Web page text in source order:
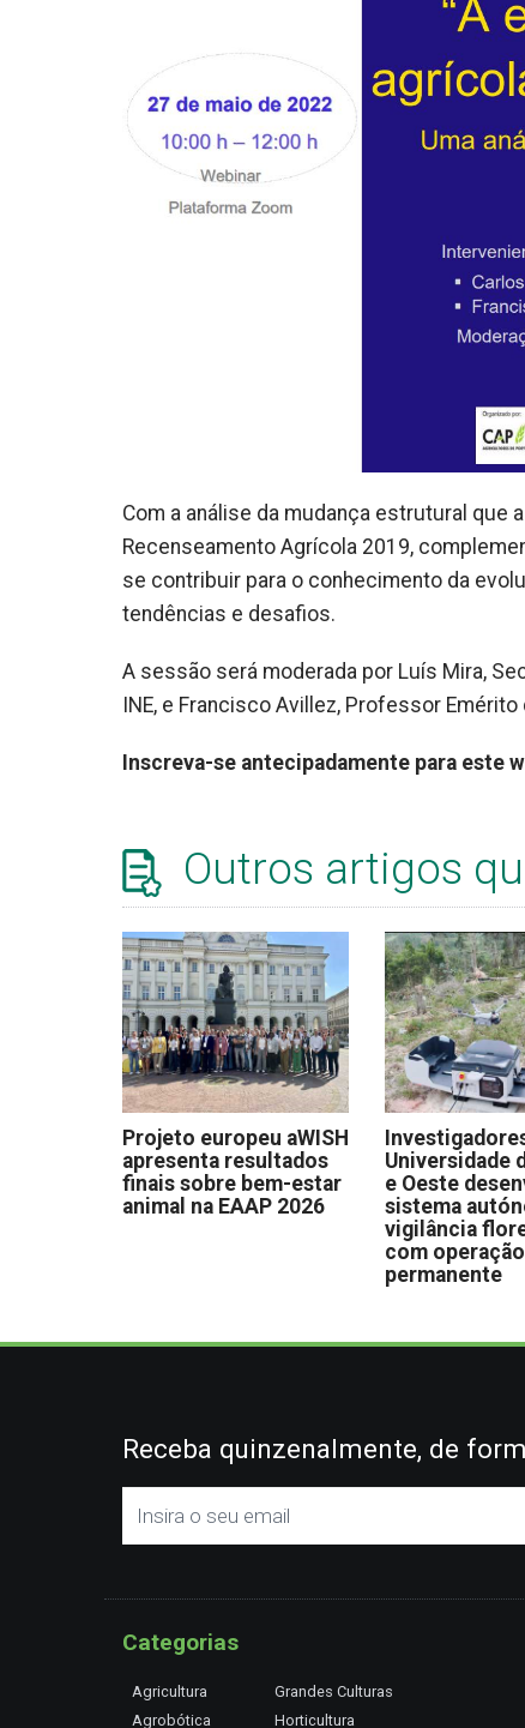
Com a análise da mudança estrutural que
Recenseamento Agrícola 2019,
se contribuir para o conhecimento da
tendências e desafios.
A sessão será moderada por Luís Mira,
INE, e Francisco Avillez, Professor Emérito
Inscreva-se antecipadamente para este
Outros artigos
Projeto europeu aWISH
apresenta resultados
finais sobre bem-estar
animal na EAAP 2026
Universidade
e Oeste
sistema
vigilância
com operação
permanente
Receba quinzenalmente, de
Categorias
Agricultura
Agrobótica
Grandes Culturas
Horticultura